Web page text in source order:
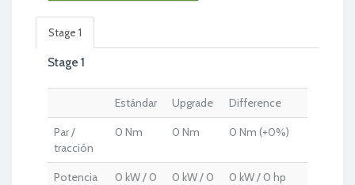
Stage 1
Stage 1
Estándar Upgrade Difference
Par /
tracción
0 Nm 0 Nm 0 Nm (+0%)
Potencia
0 kW / 0
0 kW / 0
0 kW / 0 hp